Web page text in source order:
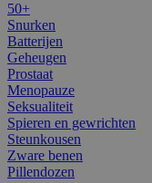
50+
Snurken
Batterijen
Geheugen
Prostaat
Menopauze
Seksualiteit
Spieren en gewrichten
Steunkousen
Zware benen
Pillendozen